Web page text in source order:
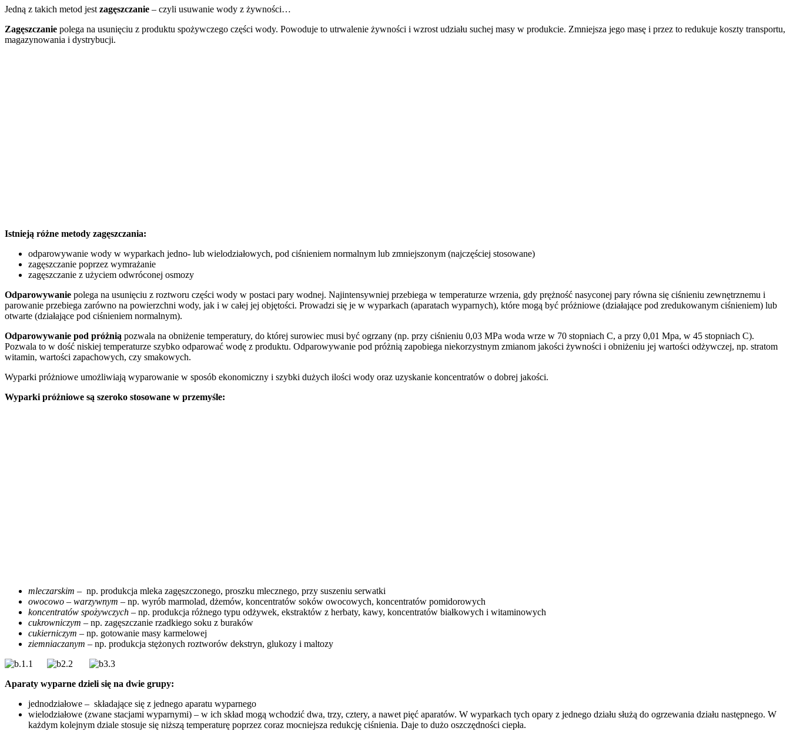
Jedną z takich metod jest zagęszczanie – czyli usuwanie wody z żywności…
Zagęszczanie polega na usunięciu z produktu spożywczego części wody. Powoduje to utrwalenie żywności i wzrost udziału suchej masy w produkcie. Zmniejsza jego masę i przez to redukuje koszty transportu,
magazynowania i dystrybucji.
Istnieją różne metody zagęszczania:
odparowywanie wody w wyparkach jedno- lub wielodziałowych, pod ciśnieniem normalnym lub zmniejszonym (najczęściej stosowane)
zagęszczanie poprzez wymrażanie
zagęszczanie z użyciem odwróconej osmozy
Odparowywanie polega na usunięciu z roztworu części wody w postaci pary wodnej. Najintensywniej przebiega w temperaturze wrzenia, gdy prężność nasyconej pary równa się ciśnieniu zewnętrznemu i
parowanie przebiega zarówno na powierzchni wody, jak i w całej jej objętości. Prowadzi się je w wyparkach (aparatach wyparnych), które mogą być próżniowe (działające pod zredukowanym ciśnieniem) lub
otwarte (działające pod ciśnieniem normalnym).
Odparowywanie pod próżnią pozwala na obniżenie temperatury, do której surowiec musi być ogrzany (np. przy ciśnieniu 0,03 MPa woda wrze w 70 stopniach C, a przy 0,01 Mpa, w 45 stopniach C).
Pozwala to w dość niskiej temperaturze szybko odparować wodę z produktu. Odparowywanie pod próżnią zapobiega niekorzystnym zmianom jakości żywności i obniżeniu jej wartości odżywczej, np. stratom
witamin, wartości zapachowych, czy smakowych.
Wyparki próżniowe umożliwiają wyparowanie w sposób ekonomiczny i szybki dużych ilości wody oraz uzyskanie koncentratów o dobrej jakości.
Wyparki próżniowe są szeroko stosowane w przemyśle:
mleczarskim – np. produkcja mleka zagęszczonego, proszku mlecznego, przy suszeniu serwatki
owocowo – warzywnym – np. wyrób marmolad, dżemów, koncentratów soków owocowych, koncentratów pomidorowych
koncentratów spożywczych – np. produkcja różnego typu odżywek, ekstraktów z herbaty, kawy, koncentratów białkowych i witaminowych
cukrowniczym – np. zagęszczanie rzadkiego soku z buraków
cukierniczym – np. gotowanie masy karmelowej
ziemniaczanym – np. produkcja stężonych roztworów dekstryn, glukozy i maltozy
Aparaty wyparne dzieli się na dwie grupy:
jednodziałowe – składające się z jednego aparatu wyparnego
wielodziałowe (zwane stacjami wyparnymi) – w ich skład mogą wchodzić dwa, trzy, cztery, a nawet pięć aparatów. W wyparkach tych opary z jednego działu służą do ogrzewania działu następnego. W
każdym kolejnym dziale stosuje się niższą temperaturę poprzez coraz mocniejsza redukcję ciśnienia. Daje to dużo oszczędności ciepła.